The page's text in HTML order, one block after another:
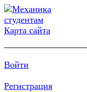
Карта сайта
Войти
Регистрация